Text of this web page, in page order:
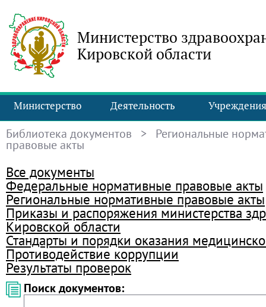
Министерство
Кировской области
Министерство Деятельность Учреждения
Библиотека документов > Региональные
правовые акты
Все документы
Федеральные нормативные правовые акты
Региональные нормативные правовые акты
Приказы и распоряжения министерства
Кировской области
Стандарты и порядки оказания
Противодействие коррупции
Результаты проверок
Поиск документов: